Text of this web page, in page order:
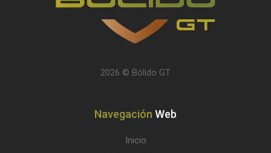
2026 © Bólido GT
Navegación Web
Inicio